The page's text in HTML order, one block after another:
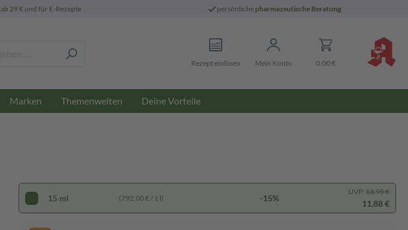
ab 29 € und für E-Rezepte persönliche pharmazeutische Beratung
Rezept einlösen Mein Konto 0,00 €
Marken Themenwelten Deine Vorteile
15 ml (792,00 € / 1 l) -15%
UVP: 13,95 €
11,88 €